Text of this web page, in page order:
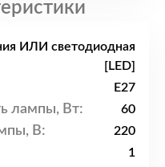
ИЛИ светодиодная
[LED]
E27
лампы, Вт: 60
В: 220
1